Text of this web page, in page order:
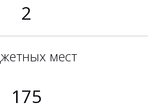
2
мест
175